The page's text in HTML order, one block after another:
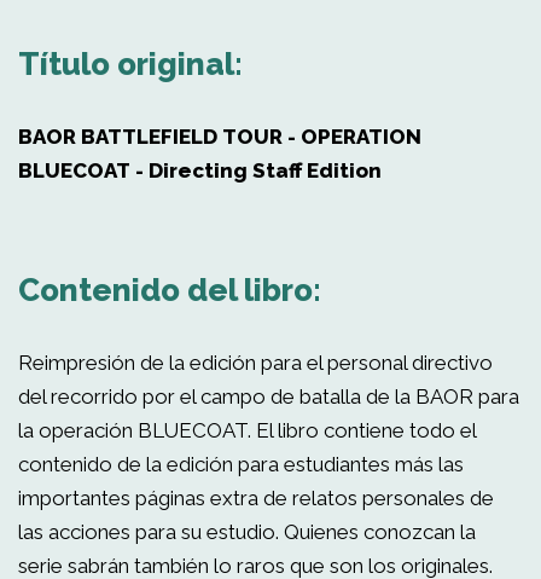
Título original:
BAOR BATTLEFIELD TOUR - OPERATION
BLUECOAT - Directing Staff Edition
Contenido del libro:
Reimpresión de la edición para el personal directivo
del recorrido por el campo de batalla de la BAOR para
la operación BLUECOAT. El libro contiene todo el
contenido de la edición para estudiantes más las
importantes páginas extra de relatos personales de
las acciones para su estudio. Quienes conozcan la
serie sabrán también lo raros que son los originales.